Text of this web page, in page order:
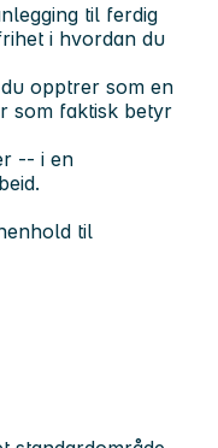
til ferdig
i hvordan du
opptrer som en
som faktisk betyr
-- i en
til